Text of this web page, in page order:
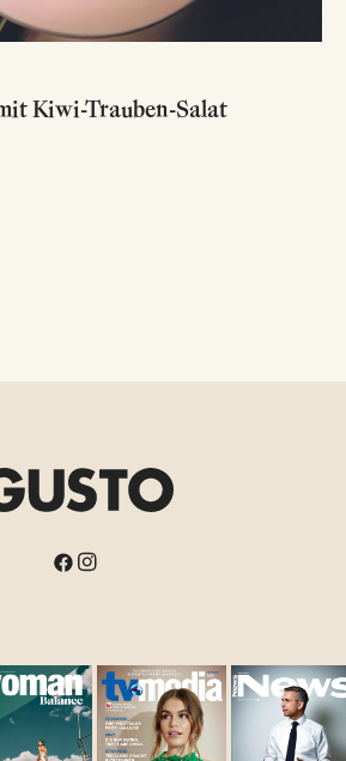
Kiwi-Trauben-Salat